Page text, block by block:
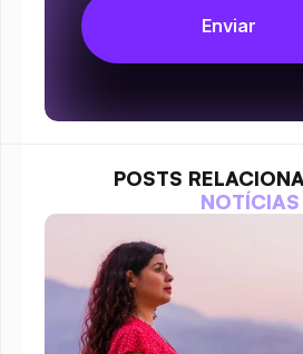
POSTS
NOTÍCIAS